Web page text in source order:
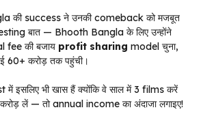
की success ने उनकी comeback को मजबूत
बात — Bhooth Bangla के लिए उन्होंने
की बजाय profit sharing model चुना,
करोड़ तक पहुंची।
इसलिए भी खास हैं क्योंकि वे साल में 3 films करें
लें — तो annual income का अंदाजा लगाइए!